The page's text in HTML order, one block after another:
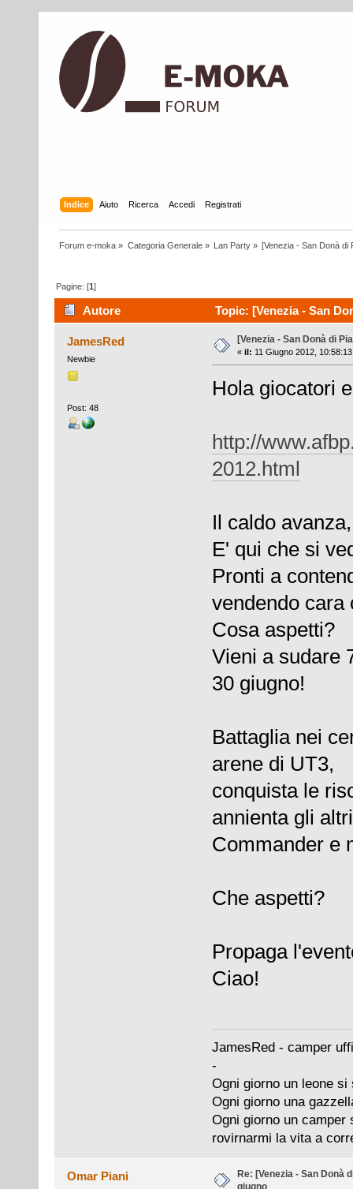
Indice Aiuto Ricerca Accedi Registrati
Forum e-moka » Categoria Generale» Lan Party» [Venezia - San Donà di
Pagine: [1]
Autore Topic: [Venezia - San
JamesRed
Newbie
Post: 48
[Venezia - San Donà di
« il: 11 Giugno 2012,
Hola giocatori
http://
2012.html
Il caldo
E' qui che si
Pronti a
vendendo cara
Cosa aspetti?
Vieni a sudare
30 giugno!
Battaglia nei
arene di UT3,
conquista le
annienta gli
Commander e
Che aspetti?
Propaga
Ciao!
JamesRed - camper
-
Ogni giorno un leone
Ogni giorno una
Ogni giorno un
rovirnarmi la vita a
Omar Piani
Re: [Venezia - San Donà
giugno